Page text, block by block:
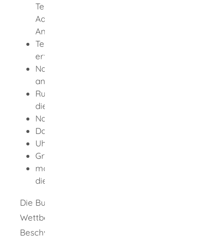
Telefonnummer, Faxnummer oder E-Mail-
Adresse, gegebenenfalls abweichende
Ansprechperson
Telefonnummer, auf die der Anruf
erfolgte
Name, Inhaberin oder Inhaber des
anrufenden Unternehmens
Rufnummer des Unternehmens
diese nicht unterdrückt wurde)
Name des Anrufers oder der Anruferin
Datum des Anrufs
Uhrzeit des Anrufs
Grund des Anrufs: Was wurde beworben?
mögliches Vorliegen einer Einwilligung in
die Telefonwerbung
Die Bundesnetzagentur und die
Wettbewerbszentrale haben jeweils eigene
Beschwerdeformulare vorbereitet.